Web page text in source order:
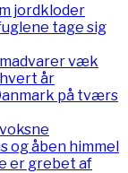
jordkloder
tage sig
væk
år
på tværs
og åben himmel
er grebet af